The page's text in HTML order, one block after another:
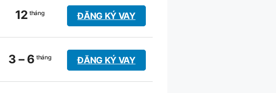
12 tháng ĐĂNG KÝ VAY
3 – 6 tháng ĐĂNG KÝ VAY